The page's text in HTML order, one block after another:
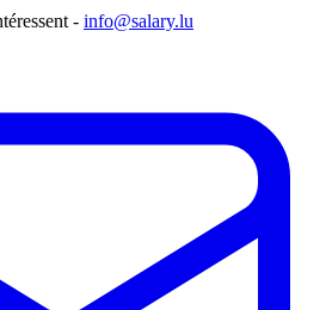
- info@salary.lu